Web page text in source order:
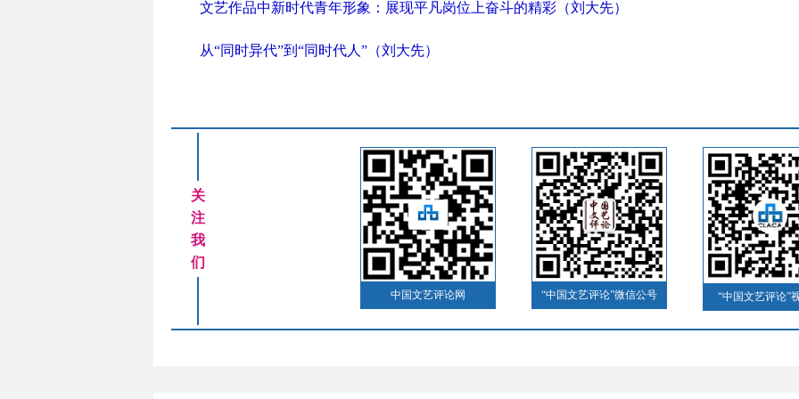
文艺作品中新时代青年形象：展现平凡岗位上奋斗的精彩（刘大先）
从“同时异代”到“同时代人”（刘大先）
关
注
我
们
中国文艺评论网 “中国文艺评论”微信公号 “中国文艺评论”